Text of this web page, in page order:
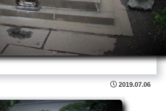
2019.07.06